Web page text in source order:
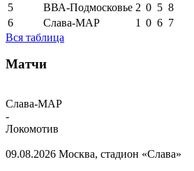
5
ВВА-Подмосковье 2 0 5 8
6
Слава-МАР 1 0 6 7
Вся таблица
Матчи
Слава-МАР
-
Локомотив
09.08.2026 Москва, стадион «Слава»